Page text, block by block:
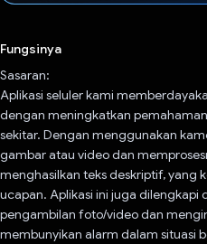
Fungsinya
Sasaran:
Aplikasi seluler kami
dengan meningkatkan
sekitar. Dengan menggunakan
gambar atau video dan
menghasilkan teks deskriptif, yang
ucapan. Aplikasi ini juga dilengkapi
pengambilan foto/video dan
membunyikan alarm dalam situasi